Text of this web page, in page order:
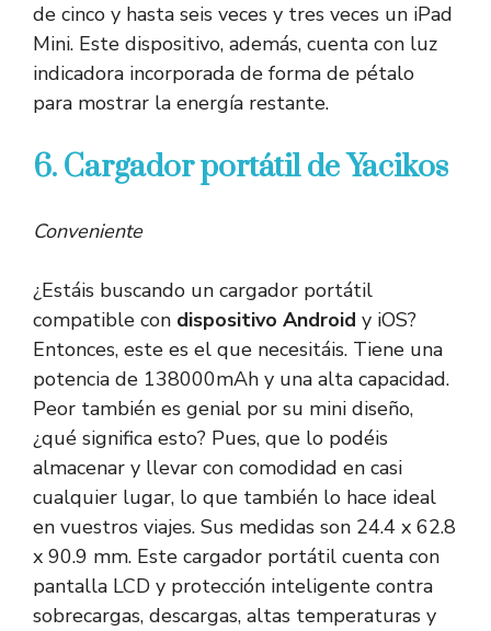
de cinco y hasta seis veces y tres veces un iPad
Mini. Este dispositivo, además, cuenta con luz
indicadora incorporada de forma de pétalo
para mostrar la energía restante.
6. Cargador portátil de Yacikos
Conveniente
¿Estáis buscando un cargador portátil
compatible con dispositivo Android y iOS?
Entonces, este es el que necesitáis. Tiene una
potencia de 138000mAh y una alta capacidad.
Peor también es genial por su mini diseño,
¿qué significa esto? Pues, que lo podéis
almacenar y llevar con comodidad en casi
cualquier lugar, lo que también lo hace ideal
en vuestros viajes. Sus medidas son 24.4 x 62.8
x 90.9 mm. Este cargador portátil cuenta con
pantalla LCD y protección inteligente contra
sobrecargas, descargas, altas temperaturas y